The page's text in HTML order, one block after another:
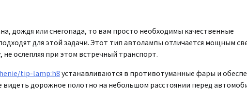
дождя или снегопада, то вам просто необходимы качественные
для этой задачи. Этот тип автолампы отличается мощным
ослепляя при этом встречный транспорт.
tip-lamp:h8 устанавливаются в противотуманные фары и
видеть дорожное полотно на небольшом расстоянии перед